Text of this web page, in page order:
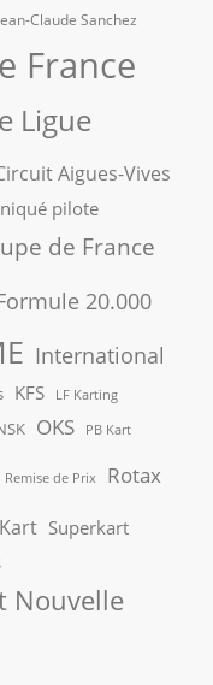
Claude Sanchez
France
Ligue
Aigues-Vives
pilote
de France
20.000
International
KFS LF Karting
OKS PB Kart
Remise de Prix Rotax
Superkart
Nouvelle